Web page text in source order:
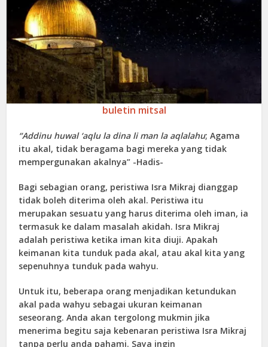
buletin mitsal
“Addinu huwal ‘aqlu la dinali man la aqlalahu; Agama
itu akal, tidak beragama bagi mereka yang tidak
mempergunakan akalnya” -Hadis-
Bagi sebagian orang, peristiwa Isra Mikraj dianggap
tidak boleh diterima oleh akal. Peristiwa itu
merupakan sesuatu yang harus diterima oleh iman, ia
termasuk ke dalam masalah akidah. Isra Mikraj
adalah peristiwa ketika iman kita diuji. Apakah
keimanan kita tunduk pada akal, atau akal kita yang
sepenuhnya tunduk pada wahyu.
Untuk itu, beberapa orang menjadikan ketundukan
akal pada wahyu sebagai ukuran keimanan
seseorang. Anda akan tergolong mukmin jika
menerima begitu saja kebenaran peristiwa Isra Mikraj
tanpa perlu anda pahami. Saya ingin